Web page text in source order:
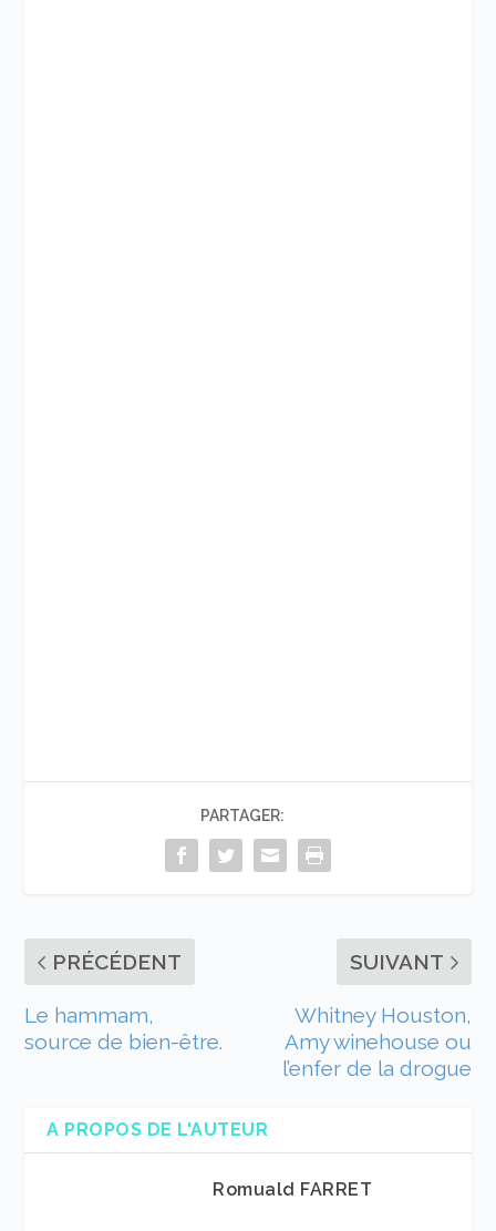
PARTAGER:
PRÉCÉDENT
Le hammam,
source de bien-être.
SUIVANT
Whitney Houston,
Amy winehouse ou
l’enfer de la drogue
A PROPOS DE L'AUTEUR
Romuald FARRET